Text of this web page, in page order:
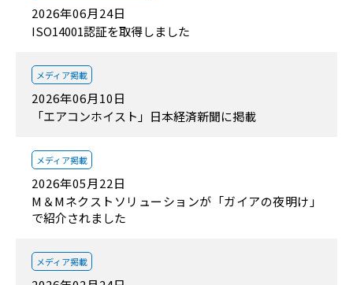
2026年06月24日
ISO14001認証を取得しました
2026年06月10日
メディア掲載
「エアコンホイスト」日本経済新聞に掲載
2026年05月22日
メディア掲載
M＆Mネクストソリューションが「ガイアの夜明け」
で紹介されました
メディア掲載